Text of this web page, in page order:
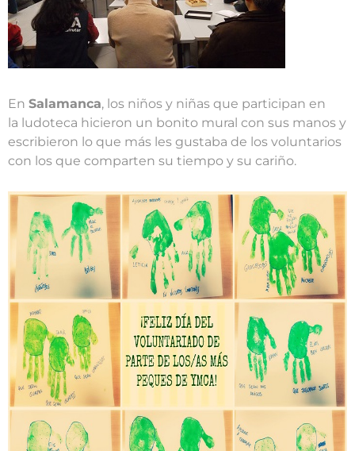
En Salamanca, los niños y niñas que participan en
la ludoteca hicieron un bonito mural con sus manos y
escribieron lo que más les gustaba de los voluntarios
con los que comparten su tiempo y su cariño.